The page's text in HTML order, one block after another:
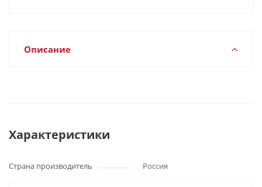
Описание
Характеристики
Страна производитель Россия